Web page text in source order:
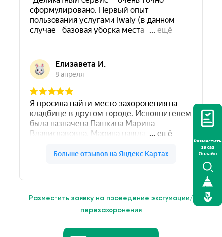
Разместить заявку на проведение эксгумации/
перезахоронения